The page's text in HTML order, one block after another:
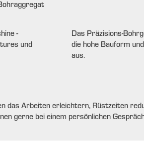
Das Präzisions-
die hohe Bauform
aus.
das Arbeiten erleichtern, Rüstzeiten
gerne bei einem persönlichen